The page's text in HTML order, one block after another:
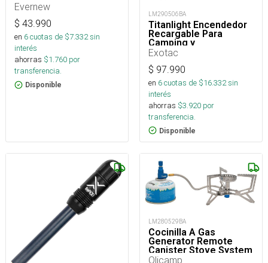
Evernew
$ 43.990
en 6cuotas de $7.332sin
interés
ahorras $1.760 por
transferencia.
Disponible
LM290506BA
Titanlight Encendedor
Recargable Para
Camping y
Supervivencia
Exotac
$ 97.990
en 6cuotas de $16.332sin
interés
ahorras $3.920 por
transferencia.
Disponible
LM280529BA
Cocinilla A Gas
Generator Remote
Canister Stove System
Olicamp